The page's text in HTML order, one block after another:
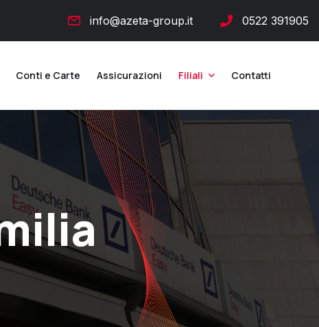
info@azeta-group.it 0522 391905
Conti e Carte Assicurazioni Filiali Contatti